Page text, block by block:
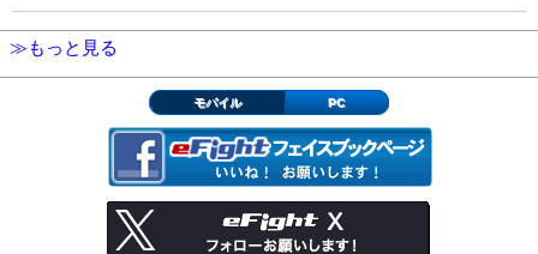
≫もっと見る
モバイル PC